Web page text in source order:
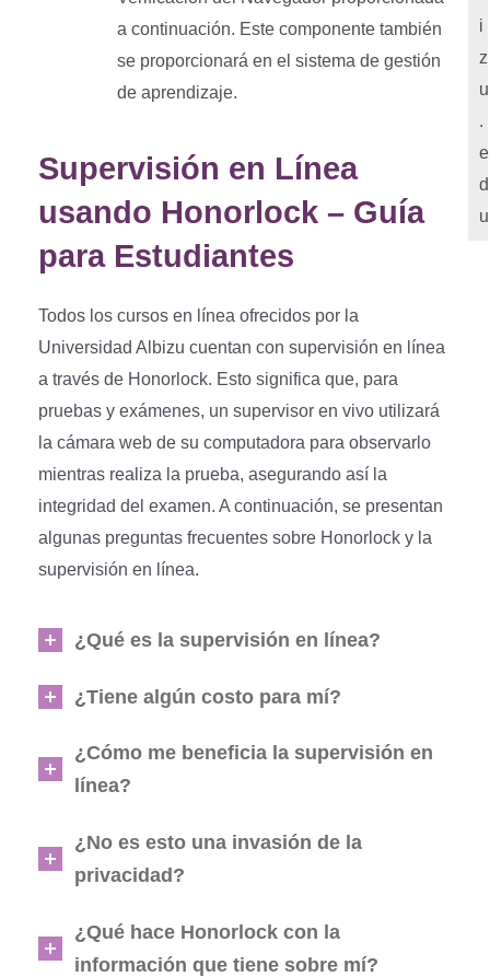
i
z
u
.
e
d
u
a continuación. Este componente también
se proporcionará en el sistema de gestión
de aprendizaje.
Supervisión en Línea
usando Honorlock – Guía
para Estudiantes
Todos los cursos en línea ofrecidos por la
Universidad Albizu cuentan con supervisión en línea
a través de Honorlock. Esto significa que, para
pruebas y exámenes, un supervisor en vivo utilizará
la cámara web de su computadora para observarlo
mientras realiza la prueba, asegurando así la
integridad del examen. A continuación, se presentan
algunas preguntas frecuentes sobre Honorlock y la
supervisión en línea.
¿Qué es la supervisión en línea?
¿Tiene algún costo para mí?
¿Cómo me beneficia la supervisión en
línea?
¿No es esto una invasión de la
privacidad?
¿Qué hace Honorlock con la
información que tiene sobre mí?